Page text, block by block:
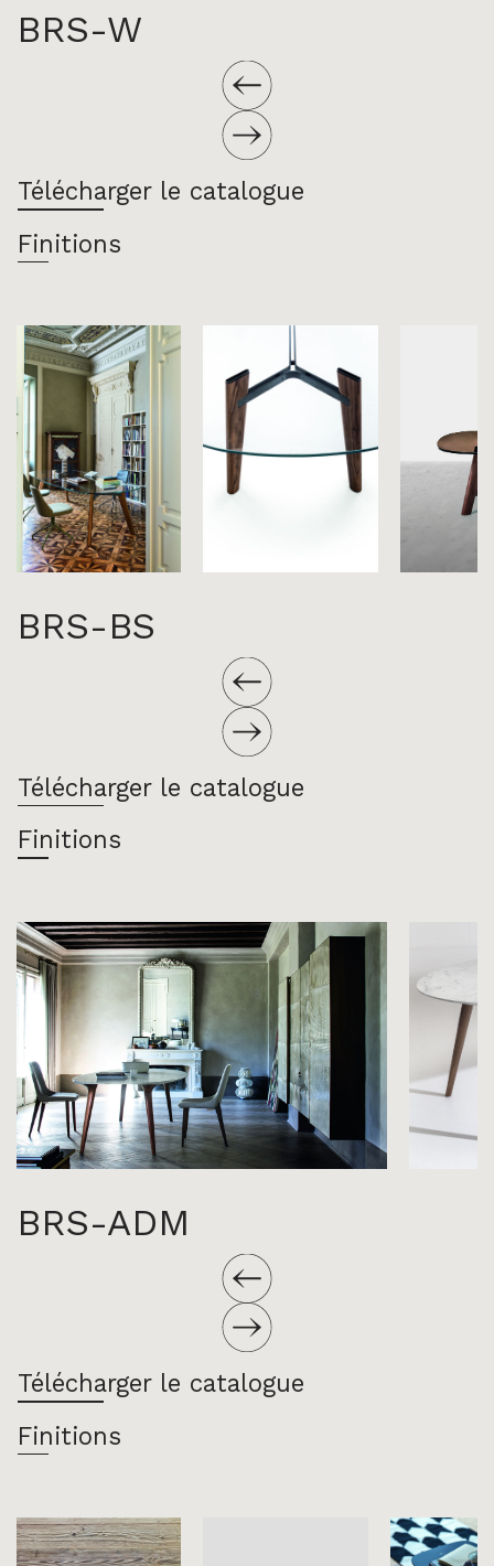
BRS-W
Télécharger le catalogue
Finitions
BRS-BS
Télécharger le catalogue
Finitions
BRS-ADM
Télécharger le catalogue
Finitions